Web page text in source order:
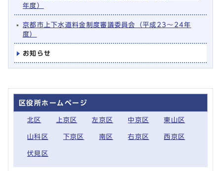
年度）
京都市上下水道料金制度審議委員会（平成23～24年
度）
お知らせ
区役所ホームページ
北区 上京区 左京区 中京区 東山区
山科区 下京区 南区 右京区 西京区
伏見区